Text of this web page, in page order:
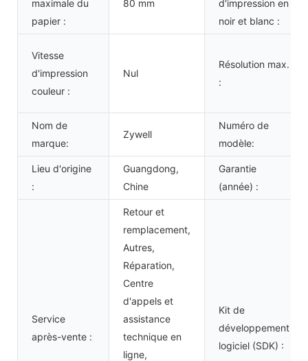
maximale du
papier :
80 mm
d'impression en
noir et blanc :
Vitesse
d'impression
couleur :
Nul
Résolution max.
:
Nom de
marque:
Zywell
Numéro de
modèle:
Lieu d'origine
:
Guangdong,
Chine
Garantie
(année) :
Service
après-vente :
Retour et
remplacement,
Autres,
Réparation,
Centre
d'appels et
assistance
technique en
ligne,
Kit de
développement
logiciel (SDK) :